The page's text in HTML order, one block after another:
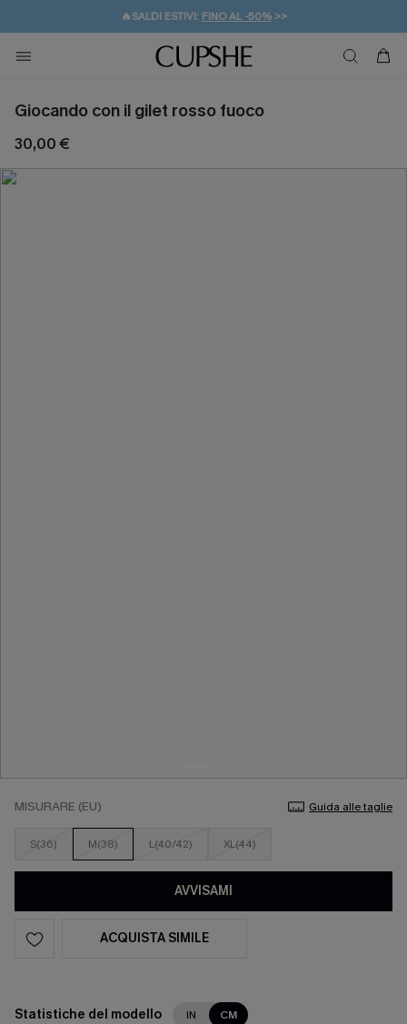
🔥SALDI ESTIVI: FINO AL -50%>>
🚚SPEDIZIONE GRATUITA DA 49€
💌REGALO PER I NUOVI: 20% DI SCONTO*
Giocando con il gilet rosso fuoco
30,00 €
MISURARE (EU) Guida alle taglie
S(36) M(38) L(40/42) XL(44)
AVVISAMI
ACQUISTA SIMILE
Statistiche del modello IN CM